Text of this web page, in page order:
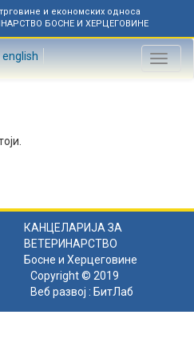
и економских односа
БОСНЕ И ХЕРЦЕГОВИНЕ
english
Toggle
КАНЦЕЛАРИЈА ЗА
ВЕТЕРИНАРСТВО
Босне и Херцеговине
Copyright © 2019
Веб развој : БитЛаб